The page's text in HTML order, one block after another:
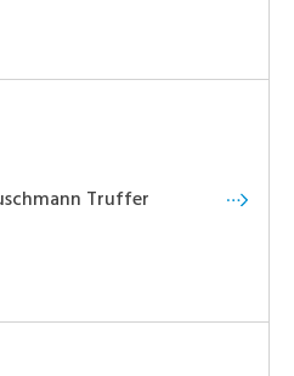
Truffer